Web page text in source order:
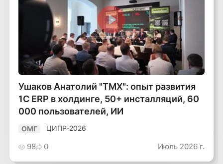
Смотреть видео
Ушаков Анатолий "ТМХ": опыт развития
1С ERP в холдинге, 50+ инсталляций, 60
000 пользователей, ИИ
ОМГ ЦИПР-2026
98 0 Июль 2026 г.